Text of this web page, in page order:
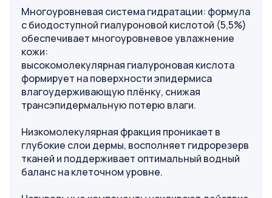
Многоуровневая система гидратации: формула
с биодоступной гиалуроновой кислотой (5,5%)
обеспечивает многоуровневое увлажнение
кожи:
высокомолекулярная гиалуроновая кислота
формирует на поверхности эпидермиса
влагоудерживающую плёнку, снижая
трансэпидермальную потерю влаги.
Низкомолекулярная фракция проникает в
глубокие слои дермы, восполняет гидрорезерв
тканей и поддерживает оптимальный водный
баланс на клеточном уровне.